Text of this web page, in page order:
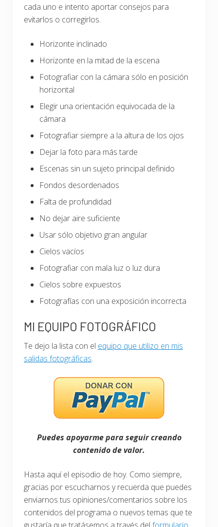
cada uno e intento aportar consejos para
evitarlos o corregirlos.
Horizonte inclinado
Horizonte en la mitad de la escena
Fotografiar con la cámara sólo en posición
horizontal
Elegir una orientación equivocada de la
cámara
Fotografiar siempre a la altura de los ojos
Dejar la foto para más tarde
Escenas sin un sujeto principal definido
Fondos desordenados
Falta de profundidad
No dejar aire suficiente
Usar sólo objetivo gran angular
Cielos vacíos
Fotografiar con mala luz o luz dura
Cielos sobre expuestos
Fotografías con una exposición incorrecta
MI EQUIPO FOTOGRÁFICO
Te dejo la lista con el equipo que utilizo en mis
salidas fotográficas.
Puedes apoyarme para seguir creando
contenido de valor.
Hasta aquí el episodio de hoy. Como siempre,
gracias por escucharnos y recuerda que puedes
enviarnos tus opiniones/comentarios sobre los
contenidos del programa o nuevos temas que te